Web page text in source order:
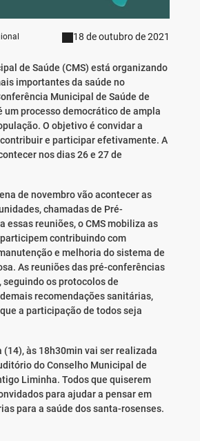
18 de outubro de 2021
de Saúde (CMS) está organizando
importantes da saúde no
Municipal de Saúde de
um processo democrático de ampla
O objetivo é convidar a
e participar efetivamente. A
nos dias 26 e 27 de
de novembro vão acontecer as
chamadas de Pré-
essas reuniões, o CMS mobiliza as
contribuindo com
e melhoria do sistema de
As reuniões das pré-conferências
seguindo os protocolos de
recomendações sanitárias,
a participação de todos seja
às 18h30min vai ser realizada
do Conselho Municipal de
Liminha. Todos que quiserem
para ajudar a pensar em
para a saúde dos santa-rosenses.